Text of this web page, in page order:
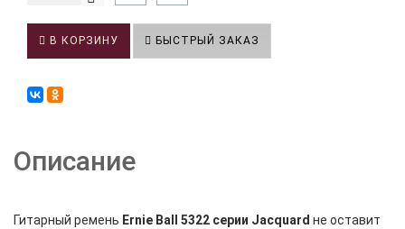
В КОРЗИНУ БЫСТРЫЙ ЗАКАЗ
Описание
Гитарный ремень Ernie Ball 5322 серии Jacquard не оставит